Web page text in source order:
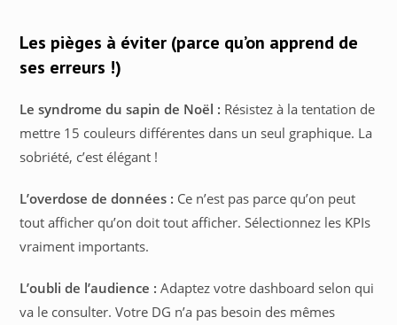
Les pièges à éviter (parce qu’on apprend de
ses erreurs !)
Le syndrome du sapin de Noël : Résistez à la tentation de
mettre 15 couleurs différentes dans un seul graphique. La
sobriété, c’est élégant !
L’overdose de données : Ce n’est pas parce qu’on peut
tout afficher qu’on doit tout afficher. Sélectionnez les KPIs
vraiment importants.
L’oubli de l’audience : Adaptez votre dashboard selon qui
va le consulter. Votre DG n’a pas besoin des mêmes